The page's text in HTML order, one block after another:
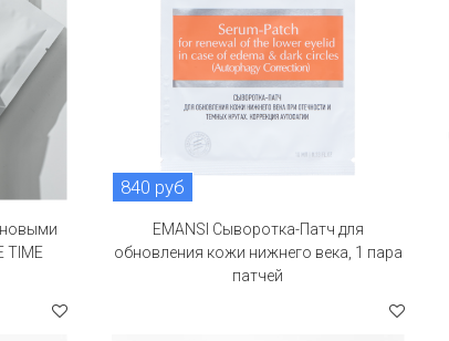
TIME
840 руб
EMANSI Сыворотка-Патч для
обновления кожи нижнего века, 1 пара
патчей